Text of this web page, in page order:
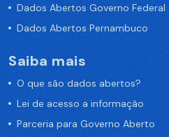
Dados Abertos Governo Federal
Dados Abertos Pernambuco
Saiba mais
O que são dados abertos?
Lei de acesso a informação
Parceria para Governo Aberto